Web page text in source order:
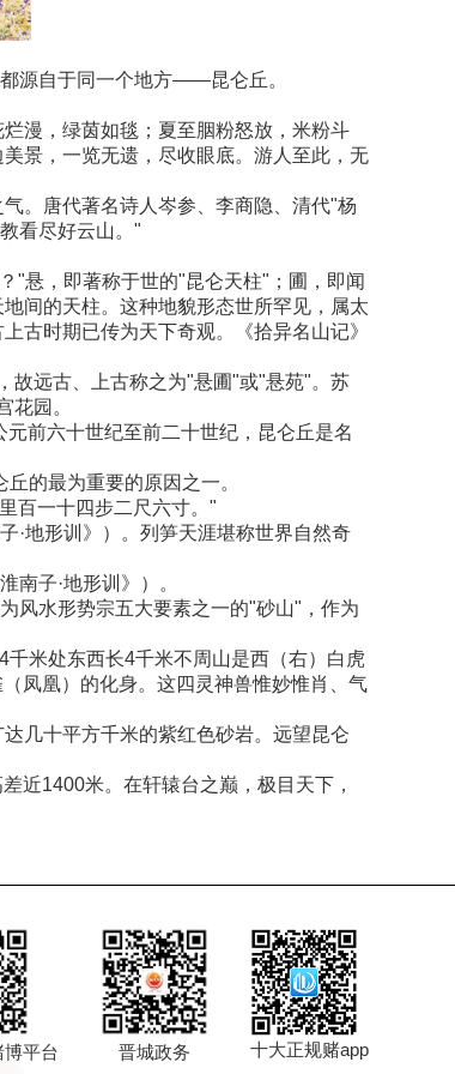
源自于同一个地方——昆仑丘。
漫，绿茵如毯；夏至胭粉怒放，米粉斗
景，一览无遗，尽收眼底。游人至此，无
。唐代著名诗人岑参、李商隐、清代"杨
看尽好云山。"
"悬，即著称于世的"昆仑天柱"；圃，即闻
间的天柱。这种地貌形态世所罕见，属太
古时期已传为天下奇观。《拾异名山记》
故远古、上古称之为"悬圃"或"悬苑"。苏
花园。
前六十世纪至前二十世纪，昆仑丘是名
的最为重要的原因之一。
百一十四步二尺六寸。"
·地形训》）。列笋天涯堪称世界自然奇
子·地形训》）。
风水形势宗五大要素之一的"砂山"，作为
米处东西长4千米不周山是西（右）白虎
凤凰）的化身。这四灵神兽惟妙惟肖、气
几十平方千米的紫红色砂岩。远望昆仑
近1400米。在轩辕台之巅，极目天下，
十大正规赌app
晋城政务
平台